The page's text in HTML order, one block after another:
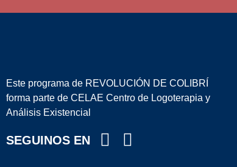
Este programa de REVOLUCIÓN DE COLIBRÍ
forma parte de CELAE Centro de Logoterapia y
Análisis Existencial
SEGUINOS EN